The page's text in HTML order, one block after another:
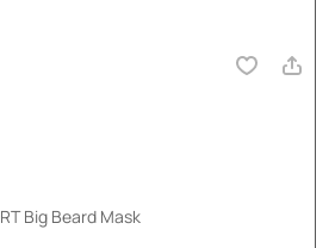
Big Beard Mask